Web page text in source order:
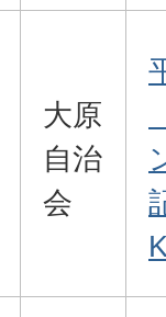
大原
自治
会